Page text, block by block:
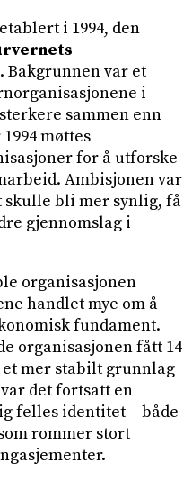
i 1994, den
. Bakgrunnen var et
i
sammen enn
møttes
for å utforske
Ambisjonen var
bli mer synlig, få
gjennomslag i
organisasjonen
handlet mye om å
fundament.
organisasjonen fått 14
mer stabilt grunnlag
det fortsatt en
felles identitet – både
rommer stort